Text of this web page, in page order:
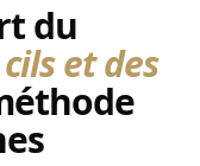
du
et des